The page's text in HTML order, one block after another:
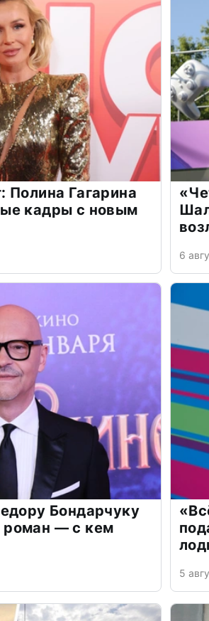
Полина Гагарина
кадры с новым
6
Бондарчуку
роман — с кем
5